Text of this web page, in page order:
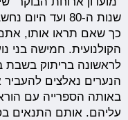
שנות ה-80 ועד
כך שאם תראו אותו,
הקולנועית. חמישה בני
לראשונה בריתוק בשבת
הנערים נאלצים
באותה הספרייה עם
עליהם. אותם התנאים